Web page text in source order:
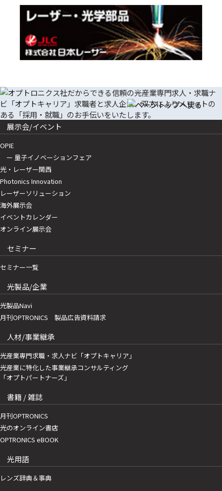
展示会/イベント
OPIE
ー 量子イノベーションフェア
光・レーザー関西
Photonics Innovation
レーザーソリューション
海外展示会
イベントカレンダー
オンライン展示会
セミナー
セミナー一覧
光製品/企業
光製品Navi
月刊OPTRONICS 製品広告資料請求
人材/事業継承
光産業専門求職・求人ナビ「オプトキャリア」
光産業に特化した事業継承コンサルティング
「オプトパートナーズ」
書籍 / 雑誌
月刊OPTRONICS
光のオンライン書店
OPTRONICS eBOOK
光用語
レンズ辞典＆事典